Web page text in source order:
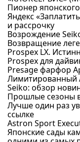
Пионер
Яндекс
и рассрочку
Возрождение
Возвращение
Prospex LX.
Prospex для
Presage фарфор
Лимитированный
Seiko: обзор
Прошлые сезоны
Лучше один раз
ссылке
Astron Sport
Японские сады